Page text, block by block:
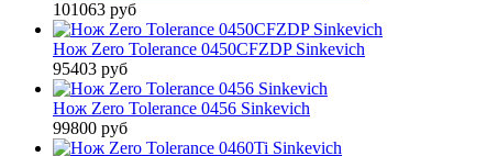
101063 руб
Нож Zero Tolerance 0450CFZDP Sinkevich
95403 руб
Нож Zero Tolerance 0456 Sinkevich
99800 руб